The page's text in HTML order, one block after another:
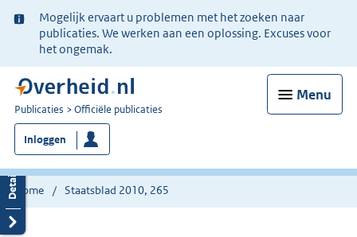
Ter
informatie:
Mogelijk ervaart u problemen met het zoeken naar
publicaties. We werken aan een oplossing. Excuses voor
het ongemak.
Menu
U
bent
nu
hier:
Publicaties Officiële publicaties
Inloggen
Home Staatsblad 2010, 265